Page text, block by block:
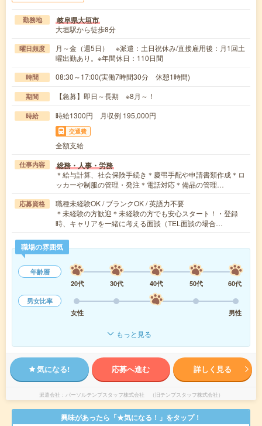
勤務地 岐阜県大垣市
大垣駅から徒歩8分
曜日頻度
月～金（週5日） ※派遣：土日祝休み/直接雇用後：月1回土
曜出勤あり。※年間休日：110日間
時間 08:30～17:00(実働7時間30分 休憩1時間)
期間 【急募】即日～長期 ※8月～！
時給 時給1300円 月収例 195,000円
交通費
全額支給
仕事内容 総務・人事・労務
＊給与計算、社会保険手続き＊慶弔手配や申請書類作成＊ロ
ッカーや制服の管理・発注＊電話対応＊備品の管理…
応募資格
職種未経験OK / ブランクOK / 英語力不要
＊未経験の方歓迎＊未経験の方でも安心スタート！・登録
時、キャリアを一緒に考える面談（TEL面談の場合…
職場の雰囲気
年齢層
20代
30代 40代 50代
60代
男女比率
女性
男性
もっと見る
気になる! 応募へ進む 詳しく見る
派遣会社 パーソルテンプスタッフ株式会社 （旧テンプスタッフ株式会社）
興味があったら「★気になる！」をタップ！